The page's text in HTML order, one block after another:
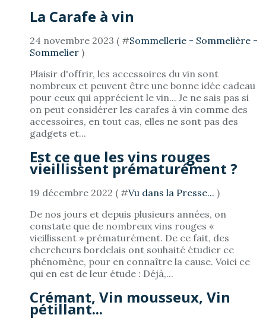
La Carafe à vin
24 novembre 2023 ( #Sommellerie - Sommelière -
Sommelier )
Plaisir d'offrir, les accessoires du vin sont
nombreux et peuvent être une bonne idée cadeau
pour ceux qui apprécient le vin... Je ne sais pas si
on peut considérer les carafes à vin comme des
accessoires, en tout cas, elles ne sont pas des
gadgets et...
Est ce que les vins rouges
vieillissent prématurément ?
19 décembre 2022 ( #Vu dans la Presse... )
De nos jours et depuis plusieurs années, on
constate que de nombreux vins rouges «
vieillissent » prématurément. De ce fait, des
chercheurs bordelais ont souhaité étudier ce
phénomène, pour en connaître la cause. Voici ce
qui en est de leur étude : Déjà,...
Crémant, Vin mousseux, Vin
pétillant...